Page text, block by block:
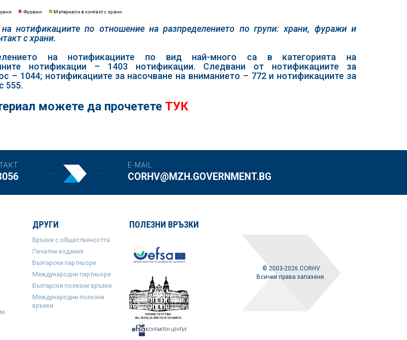
нотификациите по отношение на разпределението по групи: храни, фуражи и
с храни.
на нотификациите по вид най-много са в категорията на
нотификации – 1403 нотификации. Следвани от нотификациите за
– 1044; нотификациите за насочване на вниманието – 772 и нотификациите за
555.
можете да прочетете ТУК
E-MAIL
CORHV@MZH.GOVERNMENT.BG
ДРУГИ
Връзки с обществеността
Печатни издания
Български партньори
Международни партньори
Български полезни връзки
Международни полезни
връзки
ПОЛЕЗНИ ВРЪЗКИ
© 2003-2026 CORHV
Всички права запазени.